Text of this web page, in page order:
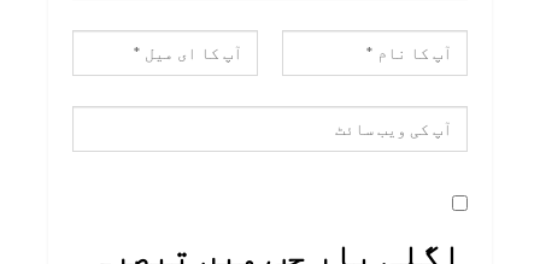
اگلی بار جب میں تبصرہ